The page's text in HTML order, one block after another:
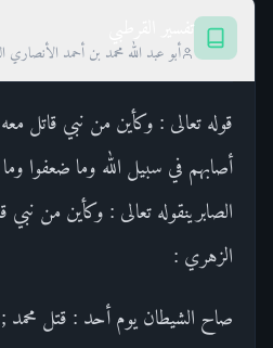
أبو عبد الله محمد بن أحمد الأنصاري
قوله تعالى : وكأين من نبي قاتل معه
أصابهم في سبيل الله وما ضعفوا وما
الصابرينقوله تعالى : وكأين من
الزهري :
صاح الشيطان يوم أحد : قتل محمد ;